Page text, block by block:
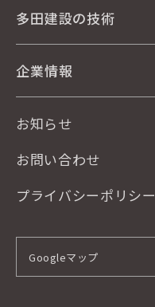
多田建設の技術
企業情報
お知らせ
お問い合わせ
プライバシーポリシー
Googleマップ